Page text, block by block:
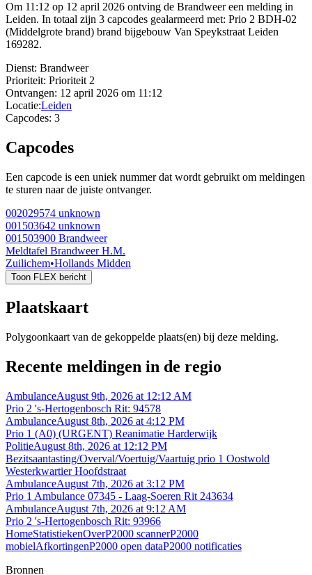
Om 11:12 op 12 april 2026 ontving de Brandweer een melding in
Leiden. In totaal zijn 3 capcodes gealarmeerd met: Prio 2 BDH-02
(Middelgrote brand) brand bijgebouw Van Speykstraat Leiden
169282.
Dienst: Brandweer
Prioriteit: Prioriteit 2
Ontvangen: 12 april 2026 om 11:12
Locatie:Leiden
Capcodes: 3
Capcodes
Een capcode is een uniek nummer dat wordt gebruikt om meldingen
te sturen naar de juiste ontvanger.
002029574 unknown
001503642 unknown
001503900 Brandweer
Meldtafel Brandweer H.M.
Zuilichem•Hollands Midden
Toon FLEX bericht
Plaatskaart
Polygoonkaart van de gekoppelde plaats(en) bij deze melding.
Recente meldingen in de regio
AmbulanceAugust 9th, 2026 at 12:12 AM
Prio 2 's-Hertogenbosch Rit: 94578
AmbulanceAugust 8th, 2026 at 4:12 PM
Prio 1 (A0) (URGENT) Reanimatie Harderwijk
PolitieAugust 8th, 2026 at 12:12 PM
Bezitsaantasting/Overval/Voertuig/Vaartuig prio 1 Oostwold
Westerkwartier Hoofdstraat
AmbulanceAugust 7th, 2026 at 3:12 PM
Prio 1 Ambulance 07345 - Laag-Soeren Rit 243634
AmbulanceAugust 7th, 2026 at 9:12 AM
Prio 2 's-Hertogenbosch Rit: 93966
HomeStatistiekenOverP2000 scannerP2000
mobielAfkortingenP2000 open dataP2000 notificaties
Bronnen